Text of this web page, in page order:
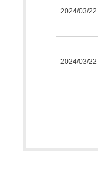
2024/03/22
2024/03/22